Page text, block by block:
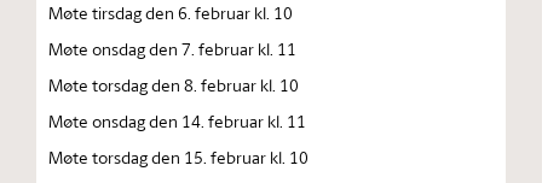
Møte tirsdag den 6. februar kl. 10
Møte onsdag den 7. februar kl. 11
Møte torsdag den 8. februar kl. 10
Møte onsdag den 14. februar kl. 11
Møte torsdag den 15. februar kl. 10